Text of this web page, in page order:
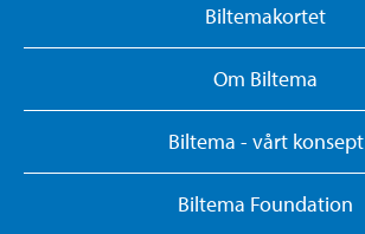
Biltemakortet
Om Biltema
Biltema - vårt konsept
Biltema Foundation